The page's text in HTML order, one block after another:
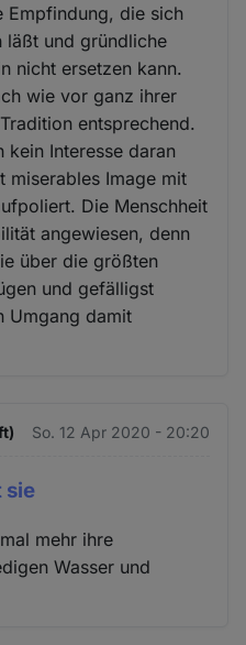
Empfindung, die sich
läßt und gründliche
nicht ersetzen kann.
wie vor ganz ihrer
entsprechend.
kein Interesse daran
miserables Image mit
Die Menschheit
angewiesen, denn
über die größten
und gefälligst
Umgang damit
So. 12 Apr 2020 - 20:20
sie
mehr ihre
Wasser und